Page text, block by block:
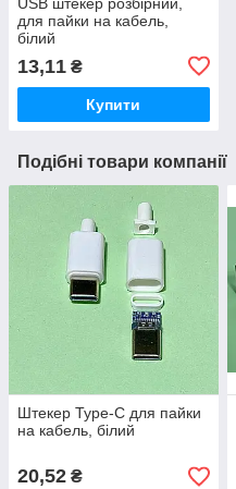
для пайки на кабель,
білий
13,11 ₴
Купити
Подібні товари компанії
Штекер Type-C для пайки
на кабель, білий
20,52 ₴